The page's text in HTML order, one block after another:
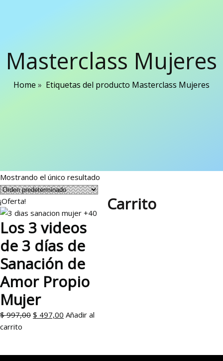
Masterclass Mujeres
Home » Etiquetas del producto Masterclass Mujeres
Mostrando el único resultado
¡Oferta!
Los 3 videos
de 3 días de
Sanación de
Amor Propio
Mujer
$997,00 El
$ 497,00 El
Añadir al
carrito
Carrito